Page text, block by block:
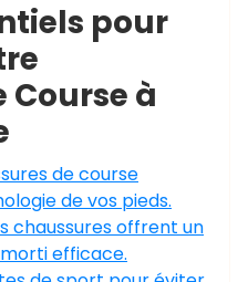
pour
Course à
de course
de vos pieds.
chaussures offrent un
efficace.